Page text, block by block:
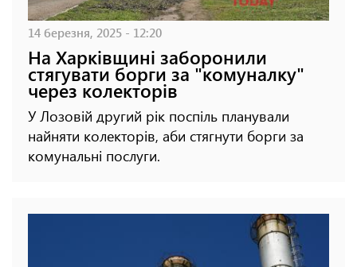
14 березня, 2025 - 12:20
На Харківщині заборонили
стягувати борги за "комуналку"
через колекторів
У Лозовій другий рік поспіль планували
найняти колекторів, аби стягнути борги за
комунальні послуги.